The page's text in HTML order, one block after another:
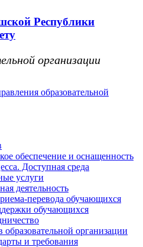
Республики
организации
образовательной
обеспечение и оснащенность
Доступная среда
услуги
деятельность
перевода обучающихся
обучающихся
организации
и требования